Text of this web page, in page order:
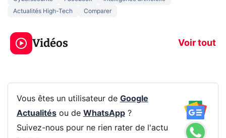
Actualités High-Tech
Comparer
Vidéos Voir tout
3 écrans en 1 pour
319€ ? Voici L'AOC
CQ32G4ZA !
prochaine
Vous êtes un utilisateur de Google
Actualitésou de WhatsApp?
Suivez-nous pour ne rien rater de l'actu